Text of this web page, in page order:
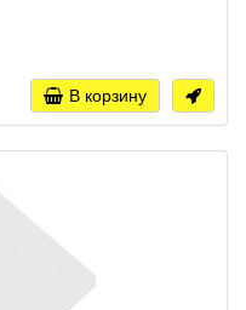
В корзину